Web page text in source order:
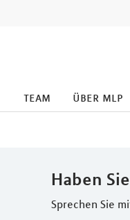
team über mlp
Haben
Sprechen Sie